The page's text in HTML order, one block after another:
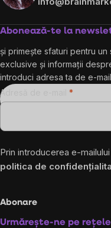
Abonează-te la
și primește sfaturi pentru
exclusive și informații
introduci adresa ta de e-
Adresă de e-mail
Prin introducerea e-
politica de
Abonare
Urmărește-ne pe